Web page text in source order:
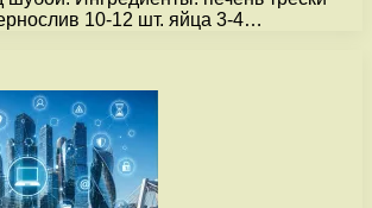
10-12 шт. яйца 3-4…